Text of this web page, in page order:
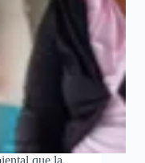
que la